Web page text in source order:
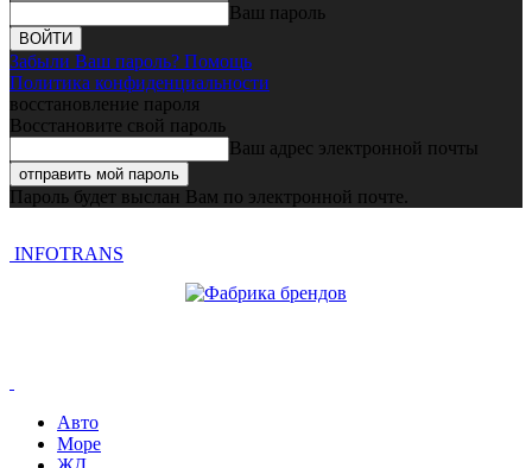
Ваш пароль
Забыли Ваш пароль? Помощь
Политика конфиденциальности
восстановление пароля
Восстановите свой пароль
Ваш адрес электронной почты
Пароль будет выслан Вам по электронной почте.
INFOTRANS
Авто
Море